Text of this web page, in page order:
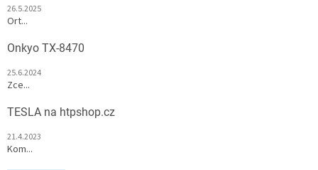
26.5.2025
Ort...
Onkyo TX-8470
25.6.2024
Zce...
TESLA na htpshop.cz
21.4.2023
Kom...